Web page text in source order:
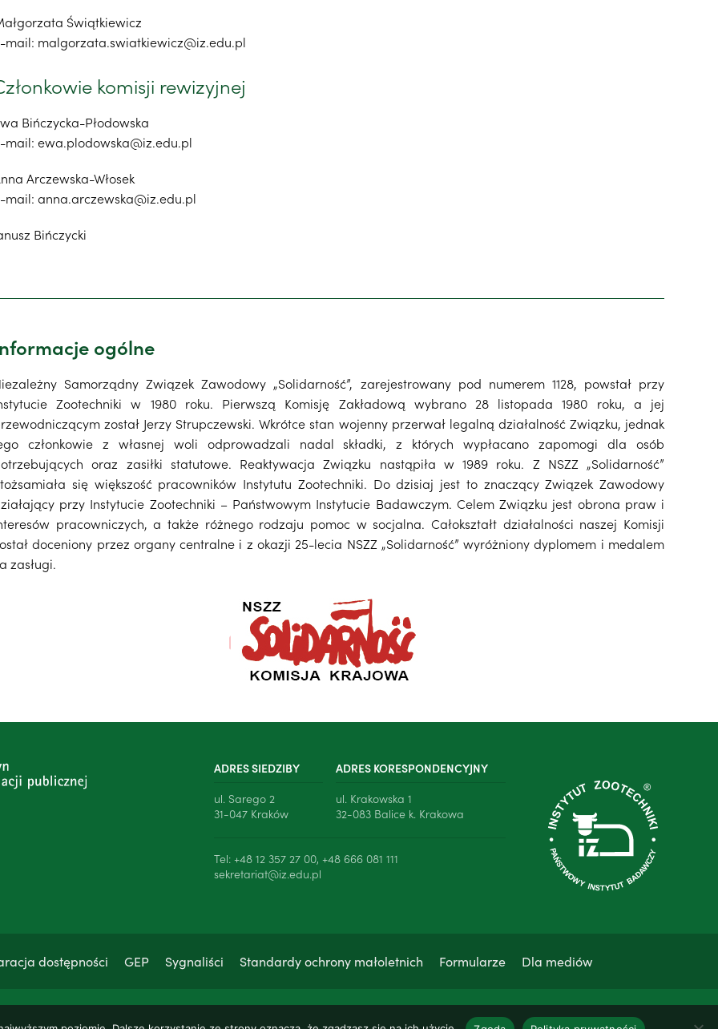
Świątkiewicz
mail: malgorzata.swiatkiewicz@iz.edu.pl
komisji rewizyjnej
Bińczycka-Płodowska
mail: ewa.plodowska@iz.edu.pl
Arczewska-Włosek
mail: anna.arczewska@iz.edu.pl
Bińczycki
ogólne
Samorządny Związek Zawodowy „Solidarność”, zarejestrowany pod numerem 1128, powstał przy
Zootechniki w 1980 roku. Pierwszą Komisję Zakładową wybrano 28 listopada 1980 roku, a jej
został Jerzy Strupczewski. Wkrótce stan wojenny przerwał legalną działalność Związku, jednak
członkowie z własnej woli odprowadzali nadal składki, z których wypłacano zapomogi dla osób
oraz zasiłki statutowe. Reaktywacja Związku nastąpiła w 1989 roku. Z NSZZ „Solidarność”
się większość pracowników Instytutu Zootechniki. Do dzisiaj jest to znaczący Związek Zawodowy
przy Instytucie Zootechniki – Państwowym Instytucie Badawczym. Celem Związku jest obrona praw i
pracowniczych, a także różnego rodzaju pomoc w socjalna. Całokształt działalności naszej Komisji
doceniony przez organy centralne i z okazji 25-lecia NSZZ „Solidarność” wyróżniony dyplomem i medalem
zasługi.
ADRES SIEDZIBY
ul. Sarego 2
31-047 Kraków
ADRES KORESPONDENCYJNY
ul. Krakowska 1
32-083 Balice k. Krakowa
Tel: +48 12 357 27 00, +48 666 081 111
sekretariat@iz.edu.pl
dostępności GEP Sygnaliści Standardy ochrony małoletnich Formularze Dla mediów